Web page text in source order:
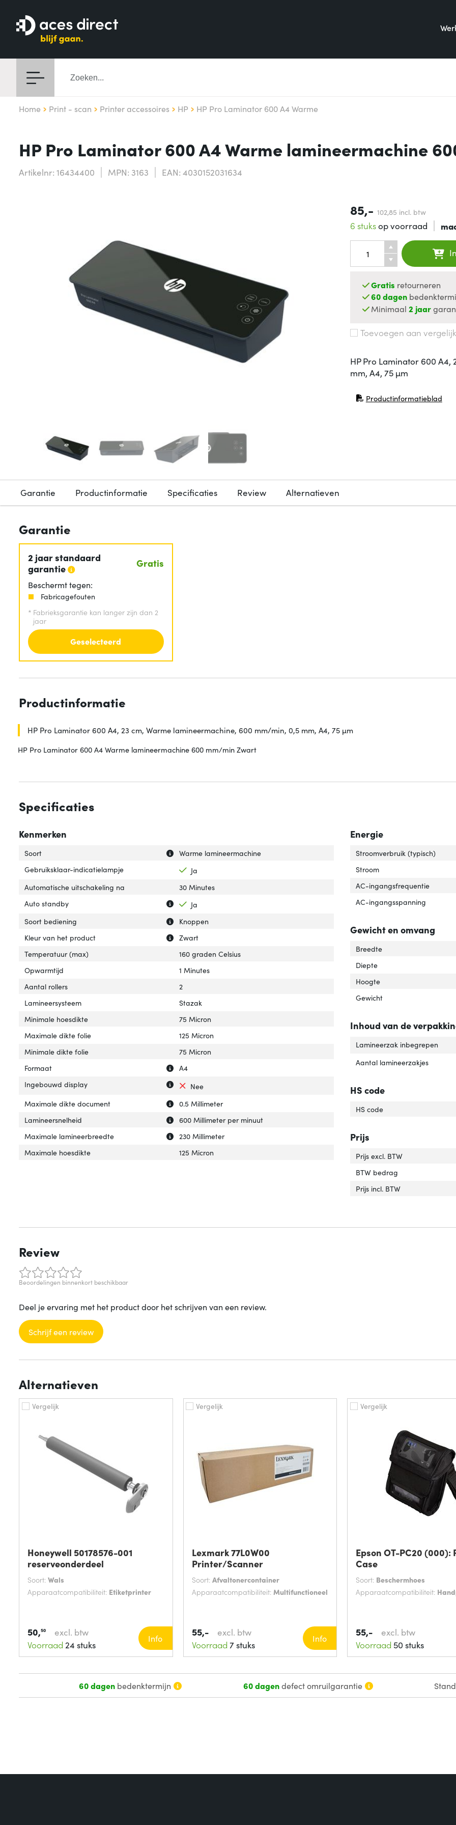
Home Print - scan Printer accessoires HP HP Pro Laminator 600 A4 Warme
HP Pro Laminator 600 A4 Warme lamineermachine
Artikelnr: 16434400 MPN: 3163 EAN: 4030152031634
85,- 102,85 incl. btw
6 stuksop voorraad
Gratis retourneren
60 dagen
Minimaal2 jaar
Toevoegen aan
HP Pro Laminator 600
mm, A4, 75 µm
Productinformatieblad
(opent in nieuw venster)
Garantie Productinformatie Specificaties Review Alternatieven
Garantie
2 jaar standaard
garantie
Gratis
Beschermt tegen:
Fabricagefouten
* Fabrieksgarantie kan langer zijn dan 2
jaar
Geselecteerd
Productinformatie
HP Pro Laminator 600 A4, 23 cm, Warme lamineermachine, 600 mm/min, 0,5 mm, A4, 75 µm
HP Pro Laminator 600 A4 Warme lamineermachine 600 mm/min Zwart
Specificaties
Kenmerken
Uitleg over 'Soort'
Verberg uitleg over 'Soort'
Soort
Warme lamineermachine
Gebruiksklaar-indicatielampje
Ja
Automatische uitschakeling na
30 Minutes
Uitleg over 'Auto standby'
Verberg uitleg over 'Auto standby'
Auto standby
Ja
Uitleg over 'Soort bediening'
Verberg uitleg over 'Soort bediening'
Soort bediening
Knoppen
Uitleg over 'Kleur van het product'
Verberg uitleg over 'Kleur van het product'
Kleur van het product
Zwart
Temperatuur (max)
160 graden Celsius
Opwarmtijd
1 Minutes
Aantal rollers
2
Lamineersysteem
Stazak
Minimale hoesdikte
75 Micron
Maximale dikte folie
125 Micron
Minimale dikte folie
75 Micron
Uitleg over 'Formaat'
Verberg uitleg over 'Formaat'
Formaat
A4
Uitleg over 'Ingebouwd display'
Verberg uitleg over 'Ingebouwd display'
Ingebouwd display
Nee
Uitleg over 'Maximale dikte document'
Verberg uitleg over 'Maximale dikte document'
Maximale dikte document
0.5 Millimeter
Uitleg over 'Lamineersnelheid'
Verberg uitleg over 'Lamineersnelheid'
Lamineersnelheid
600 Millimeter per minuut
Uitleg over 'Maximale lamineerbreedte'
Verberg uitleg over 'Maximale lamineerbreedte'
Maximale lamineerbreedte
230 Millimeter
Maximale hoesdikte
125 Micron
Energie
Stroomverbruik (typisch)
Stroom
AC-ingangsfrequentie
AC-ingangsspanning
Gewicht en omvang
Breedte
Diepte
Hoogte
Gewicht
Inhoud van de
Lamineerzak inbegrepen
Aantal lamineerzakjes
HS code
HS code
Prijs
Prijs excl. BTW
BTW bedrag
Prijs incl. BTW
Review
Beoordelingen binnenkort beschikbaar
Deel je ervaring met het product door het schrijven van een review.
Schrijf een review
Alternatieven
Vergelijk
Honeywell 50178576-001
reserveonderdeel
Soort: Wals
Apparaatcompatibiliteit: Etiketprinter
50,50
excl. btw
Voorraad 24 stuks
Info
Vergelijk
Lexmark 77L0W00
Printer/Scanner
Soort: Afvaltonercontainer
Apparaatcompatibiliteit: Multifunctioneel
55,-
excl. btw
Voorraad 7 stuks
Info
Vergelijk
Epson OT-PC20 (000):
Case
Soort: Beschermhoes
Apparaatcompatibiliteit:
55,-
excl. btw
Voorraad 50 stuks
60 dagenbedenktermijn 60 dagendefect omruilgarantie